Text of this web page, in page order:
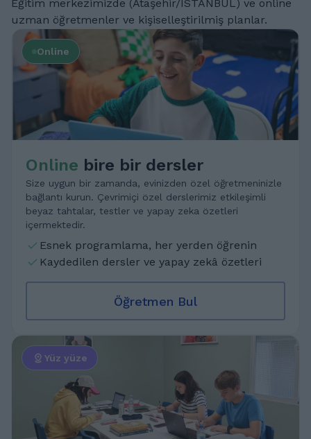
Eğitim merkezimizde (Ataşehir/İSTANBUL) ve online
uzman öğretmenler ve kişiselleştirilmiş planlar.
Online
Online bire bir dersler
Size uygun bir zamanda, evinizden özel öğretmeninizle
bağlantı kurun. Çevrimiçi özel derslerimiz etkileşimli
beyaz tahtalar, testler ve yapay zeka özetleri
içermektedir.
Esnek programlama, her yerden öğrenin
Kaydedilen dersler ve yapay zekâ özetleri
Öğretmen Bul
Yüz yüze